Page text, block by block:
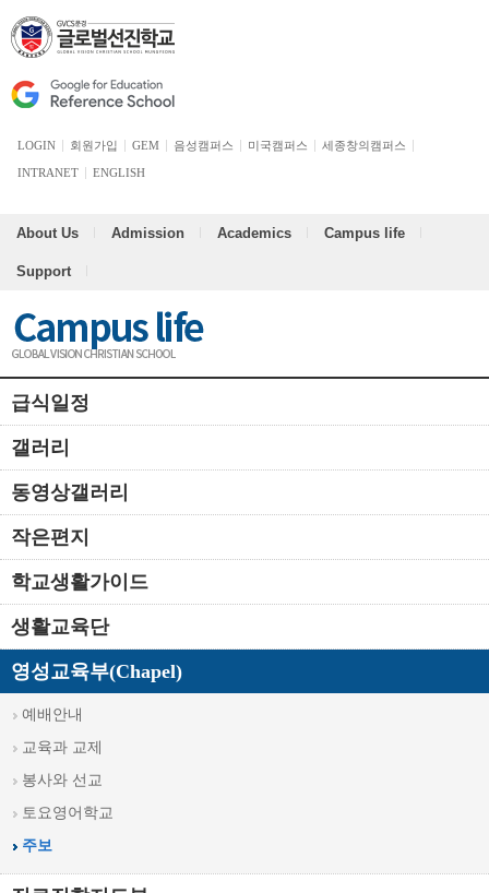
LOGIN 회원가입 GEM 음성캠퍼스 미국캠퍼스 세종창의캠퍼스
INTRANET ENGLISH
About Us Admission Academics Campus life
Support
급식일정
갤러리
동영상갤러리
작은편지
학교생활가이드
생활교육단
영성교육부(Chapel)
예배안내
교육과 교제
봉사와 선교
토요영어학교
주보